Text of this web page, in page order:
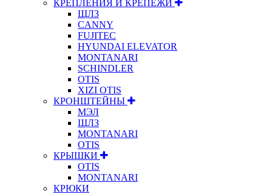
КРЕПЛЕНИЯ И КРЕПЕЖИ
ЩЛЗ
CANNY
FUJITEC
HYUNDAI ELEVATOR
MONTANARI
SCHINDLER
OTIS
XIZI OTIS
КРОНШТЕЙНЫ
МЭЛ
ЩЛЗ
MONTANARI
OTIS
КРЫШКИ
OTIS
MONTANARI
КРЮКИ